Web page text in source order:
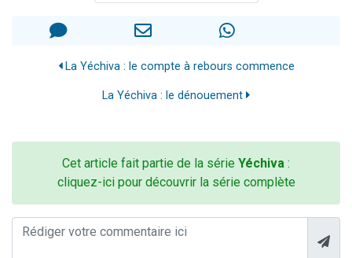
La Yéchiva : le compte à rebours commence
La Yéchiva : le dénouement
Cet article fait partie de la série Yéchiva :
cliquez-ici pour découvrir la série complète